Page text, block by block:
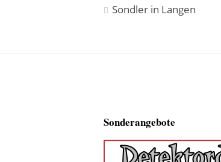
Sondler in Langen
Sonderangebote